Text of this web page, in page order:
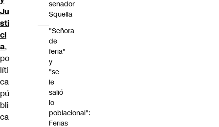
Ju
sti
ci
a,
po
líti
ca
pú
bli
ca
senador
Squella
"Señora
de
feria"
y
"se
le
salió
lo
poblacional":
Ferias